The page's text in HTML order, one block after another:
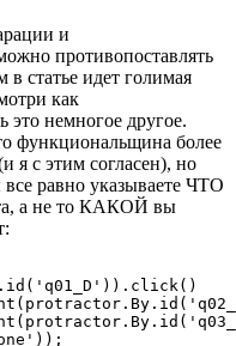
и
противопоставлять
статье идет голимая
как
это немногое другое.
функциональщина более
я с этим согласен), но
равно указываете ЧТО
а не то КАКОЙ вы